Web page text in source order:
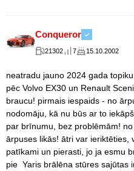
Conqueror
21302 7 15.10.2002
neatradu jauno 2024 gada
pēc Volvo EX30 un Renault
braucu! pirmais iespaids - no
nodomāju, kā nu būs ar to
par brīnumu, bez problēmām!
ārpuses likās! ātri var ieriktēties,
patīkami un pierasti, jo ja esmu
pie Yaris brālēna stūres sajūtas